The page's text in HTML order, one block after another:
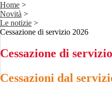
Home >
Novità >
Le notizie >
Cessazione di servizio 2026
Cessazione di
Cessazioni dal